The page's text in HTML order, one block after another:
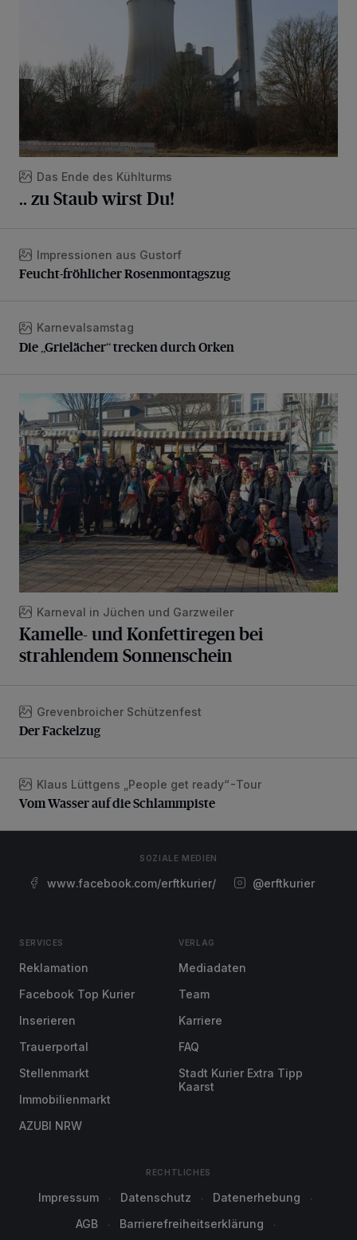
Das Ende des Kühlturms
.. zu Staub wirst Du!
Feucht-fröhlicher Rosenmontagszug
Impressionen aus Gustorf
Feucht-fröhlicher Rosenmontagszug
Die „Grielächer“ trecken durch Orken
Karnevalsamstag
Die „Grielächer“ trecken durch Orken
Kamelle- und Konfettiregen bei strahlendem Sonnenschein
Karneval in Jüchen und Garzweiler
Kamelle- und Konfettiregen bei
strahlendem Sonnenschein
Der Fackelzug
Grevenbroicher Schützenfest
Der Fackelzug
Vom Wasser auf die Schlammpiste
Klaus Lüttgens „People get ready“-Tour
Vom Wasser auf die Schlammpiste
SOZIALE MEDIEN
www.facebook.com/erftkurier/ @erftkurier
SERVICES
Reklamation
Facebook Top Kurier
Inserieren
Trauerportal
Stellenmarkt
Immobilienmarkt
AZUBI NRW
VERLAG
Mediadaten
Team
Karriere
FAQ
Stadt Kurier Extra Tipp
Kaarst
RECHTLICHES
Impressum Datenschutz
Datenerhebung
AGB
Barrierefreiheitserklärung